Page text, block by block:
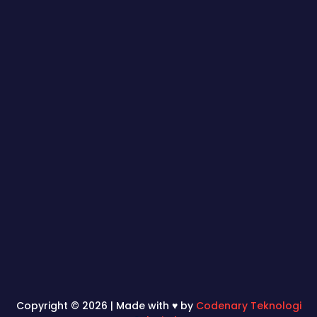
Copyright © 2026 | Made with ♥ by Codenary Teknologi